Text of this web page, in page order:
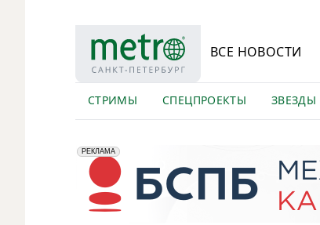
ВСЕ НОВОСТИ
СТРИМЫ СПЕЦПРОЕКТЫ ЗВЕЗДЫ
erid: 2VfnxyFybV5
РЕКЛАМА
ПАО "Банк "Санкт-Петербург", ИНН: 7831000027